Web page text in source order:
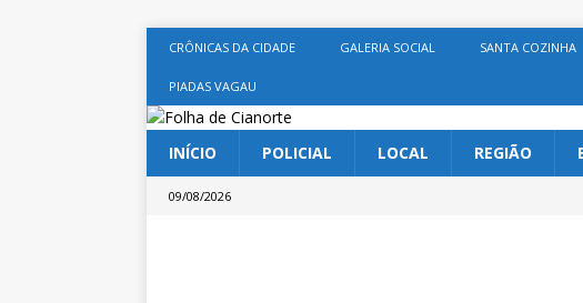
CRÔNICAS DA CIDADE GALERIA SOCIAL SANTA COZINHA
PIADAS VAGAU
INÍCIO POLICIAL LOCAL REGIÃO
09/08/2026